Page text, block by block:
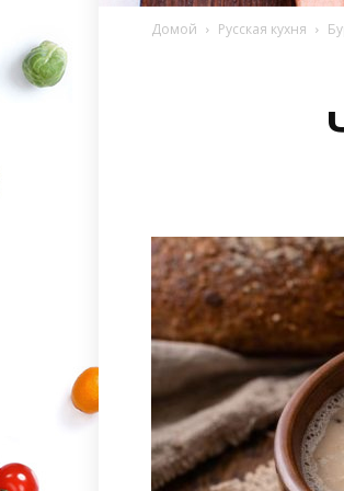
Домой Русская кухня